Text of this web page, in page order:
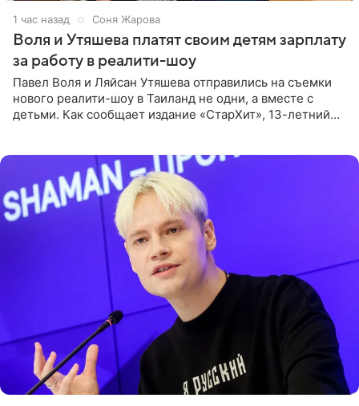
1 час назад Соня Жарова
Воля и Утяшева платят своим детям зарплату
за работу в реалити-шоу
Павел Воля и Ляйсан Утяшева отправились на съемки
нового реалити-шоу в Таиланд не одни, а вместе с
детьми. Как сообщает издание «СтарХит», 13-летний